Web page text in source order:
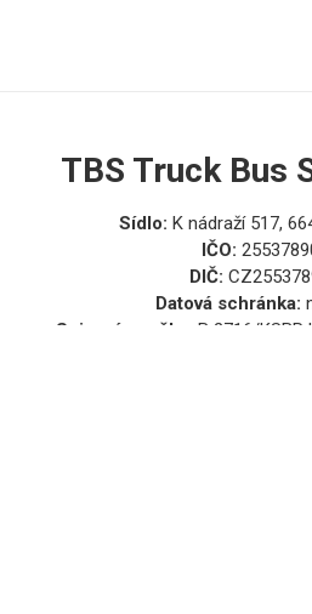
TBS Truck Bus
Sídlo: K nádraží 517,
IČO:
DIČ:
Datová schránka:
Spisová značka:
B 2716/KSBR